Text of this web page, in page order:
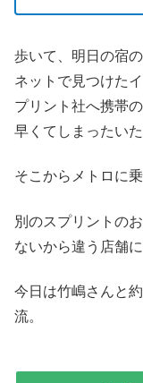
歩いて、明日の宿
ネットで見つけた
プリント社へ携帯
早くてしまったいた
そこからメトロに
別のスプリントの
ないから違う店舗
今日は竹嶋さんと
流。